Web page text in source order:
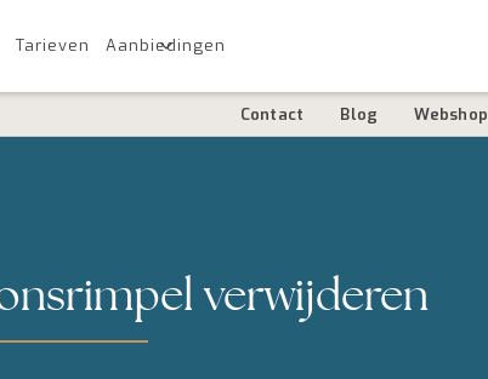
Tarieven Aanbiedingen
Contact Blog Webshop
verwijderen